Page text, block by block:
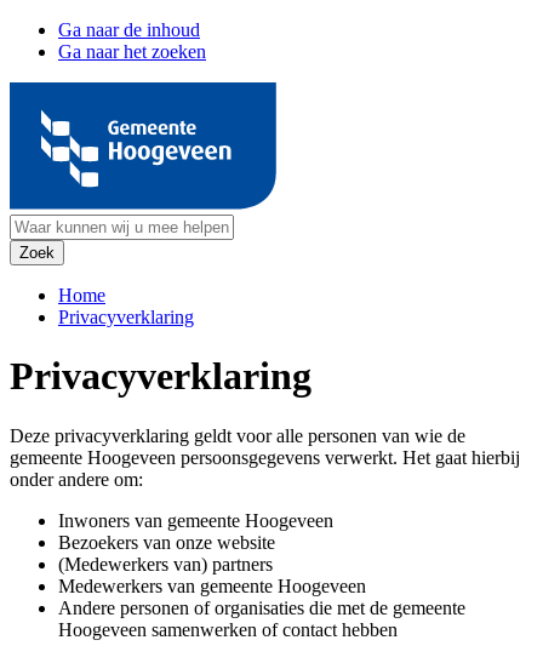
Ga naar de inhoud
Ga naar het zoeken
Home
Privacyverklaring
Privacyverklaring
Deze privacyverklaring geldt voor alle personen van wie de
gemeente Hoogeveen persoonsgegevens verwerkt. Het gaat hierbij
onder andere om:
Inwoners van gemeente Hoogeveen
Bezoekers van onze website
(Medewerkers van) partners
Medewerkers van gemeente Hoogeveen
Andere personen of organisaties die met de gemeente
Hoogeveen samenwerken of contact hebben